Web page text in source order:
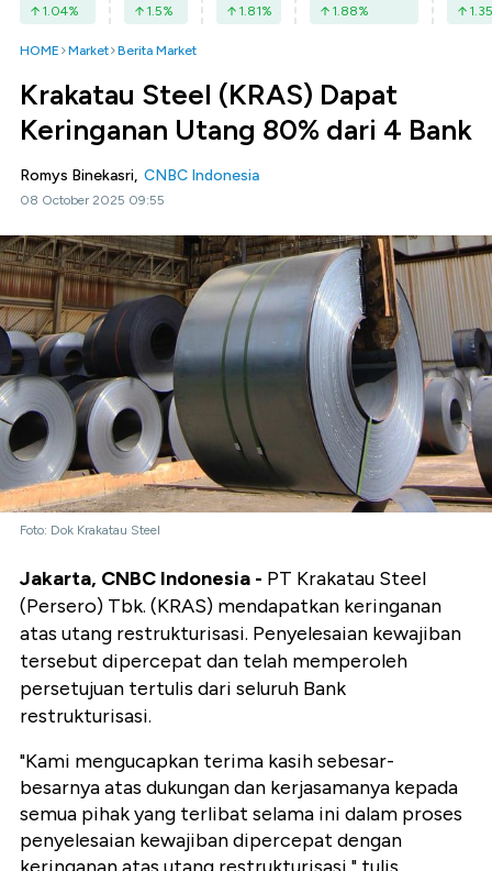
1.04% 1.5% 1.81% 1.88% 1.35
HOME Market Berita Market
Krakatau Steel (KRAS) Dapat
Keringanan Utang 80% dari 4 Bank
Romys Binekasri, CNBC Indonesia
08 October 2025 09:55
Foto: Dok Krakatau Steel
Jakarta, CNBC Indonesia - PT Krakatau Steel
(Persero) Tbk. (KRAS) mendapatkan keringanan
atas utang restrukturisasi. Penyelesaian kewajiban
tersebut dipercepat dan telah memperoleh
persetujuan tertulis dari seluruh Bank
restrukturisasi.
"Kami mengucapkan terima kasih sebesar-
besarnya atas dukungan dan kerjasamanya kepada
semua pihak yang terlibat selama ini dalam proses
penyelesaian kewajiban dipercepat dengan